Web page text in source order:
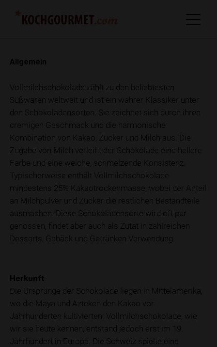
Allgemein
Vollmilchschokolade zählt zu den beliebtesten
Süßwaren weltweit und ist ein wahrer Klassiker unter
den Schokoladensorten. Sie zeichnet sich durch ihren
cremigen Geschmack und die harmonische
Kombination von Kakao, Zucker und Milch aus. Die
Zugabe von Milch verleiht der Schokolade eine hellere
Farbe und eine weiche, schmelzende Konsistenz.
Typischerweise enthält Vollmilchschokolade
mindestens 25% Kakaotrockenmasse, wobei der Anteil
an Milchpulver und Zucker die restlichen Bestandteile
ausmachen. Diese Schokoladensorte wird oft pur
genossen, findet aber auch als Zutat in zahlreichen
Desserts, Gebäck und Getränken Verwendung.
Herkunft
Die Ursprünge der Schokolade liegen in Mittelamerika,
wo die Maya und Azteken den Kakao vor
Jahrhunderten kultivierten. Vollmilchschokolade, wie
wir sie heute kennen, entstand jedoch erst im 19.
Jahrhundert in Europa. Die Schweiz spielte eine